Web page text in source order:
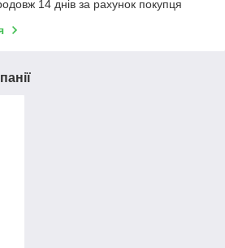
14 днів за рахунок покупця